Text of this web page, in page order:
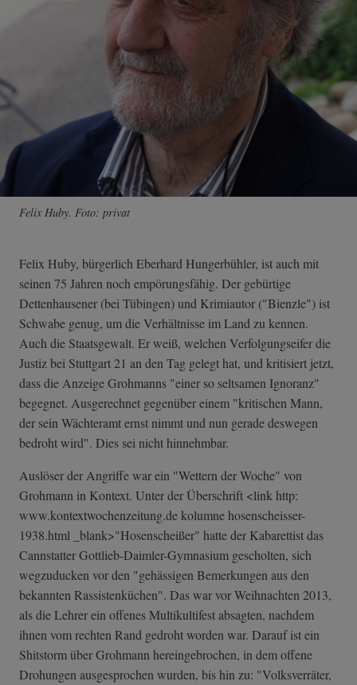
Felix Huby. Foto: privat
Felix Huby, bürgerlich Eberhard Hungerbühler, ist auch mit
seinen 75 Jahren noch empörungsfähig. Der gebürtige
Dettenhausener (bei Tübingen) und Krimiautor ("Bienzle") ist
Schwabe genug, um die Verhältnisse im Land zu kennen.
Auch die Staatsgewalt. Er weiß, welchen Verfolgungseifer die
Justiz bei Stuttgart 21 an den Tag gelegt hat, und kritisiert jetzt,
dass die Anzeige Grohmanns "einer so seltsamen Ignoranz"
begegnet. Ausgerechnet gegenüber einem "kritischen Mann,
der sein Wächteramt ernst nimmt und nun gerade deswegen
bedroht wird". Dies sei nicht hinnehmbar.
Auslöser der Angriffe war ein "Wettern der Woche" von
Grohmann in Kontext. Unter der Überschrift <link http:
www.kontextwochenzeitung.de kolumne hosenscheisser-
1938.html _blank>"Hosenscheißer" hatte der Kabarettist das
Cannstatter Gottlieb-Daimler-Gymnasium gescholten, sich
wegzuducken vor den "gehässigen Bemerkungen aus den
bekannten Rassistenküchen". Das war vor Weihnachten 2013,
als die Lehrer ein offenes Multikultifest absagten, nachdem
ihnen vom rechten Rand gedroht worden war. Darauf ist ein
Shitstorm über Grohmann hereingebrochen, in dem offene
Drohungen ausgesprochen wurden, bis hin zu: "Volksverräter,